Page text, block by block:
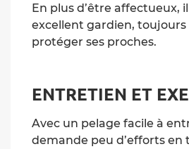
En plus d’être affectueux,
excellent gardien,
protéger ses proches.
ENTRETIEN ET
Avec un pelage facile à
demande peu d’efforts en